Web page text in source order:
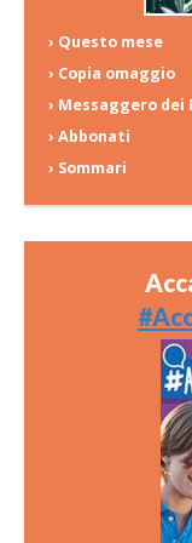
› Questo mese
› Copia omaggio
› Messaggero
› Abbonati
› Sommari